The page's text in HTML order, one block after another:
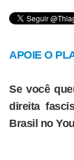
APOIE O
Se você
direita
Brasil no